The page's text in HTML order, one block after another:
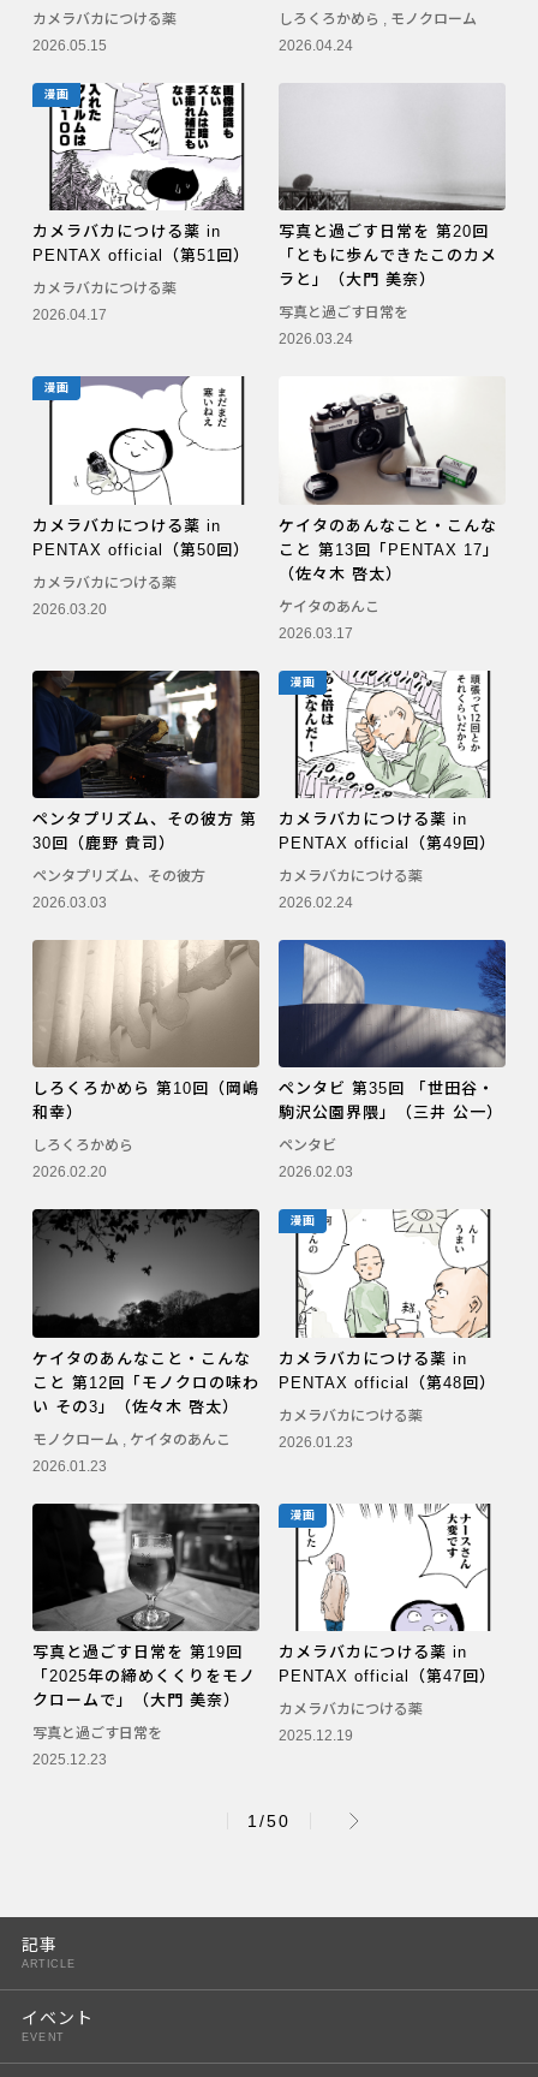
カメラバカにつける薬
2026.05.15
しろくろかめら
モノクローム
2026.04.24
漫画
カメラバカにつける薬 in
PENTAX official（第51回）
カメラバカにつける薬
2026.04.17
写真と過ごす日常を 第20回
「ともに歩んできたこのカメ
ラと」（大門 美奈）
写真と過ごす日常を
2026.03.24
漫画
カメラバカにつける薬 in
PENTAX official（第50回）
カメラバカにつける薬
2026.03.20
ケイタのあんなこと・こんな
こと 第13回「PENTAX 17」
（佐々木 啓太）
ケイタのあんこ
2026.03.17
ペンタプリズム、その彼方 第
30回（鹿野 貴司）
ペンタプリズム、その彼方
2026.03.03
漫画
カメラバカにつける薬 in
PENTAX official（第49回）
カメラバカにつける薬
2026.02.24
しろくろかめら 第10回（岡嶋
和幸）
しろくろかめら
2026.02.20
ペンタビ 第35回 「世田谷・
駒沢公園界隈」（三井 公一）
ペンタビ
2026.02.03
ケイタのあんなこと・こんな
こと 第12回「モノクロの味わ
い その3」（佐々木 啓太）
モノクローム
ケイタのあんこ
2026.01.23
漫画
カメラバカにつける薬 in
PENTAX official（第48回）
カメラバカにつける薬
2026.01.23
写真と過ごす日常を 第19回
「2025年の締めくくりをモノ
クロームで」（大門 美奈）
写真と過ごす日常を
2025.12.23
漫画
カメラバカにつける薬 in
PENTAX official（第47回）
カメラバカにつける薬
2025.12.19
1/50
記事
ARTICLE
イベント
EVENT